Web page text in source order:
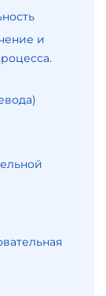
и